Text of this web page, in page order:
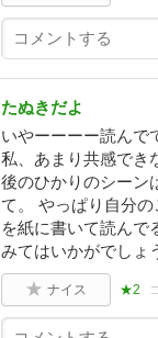
たぬきだよ
いやーーーー読んで
私、あまり共感でき
後のひかりのシーン
て。 やっぱり自分
を紙に書いて読んで
みてはいかがでしょ
ナイス ★2